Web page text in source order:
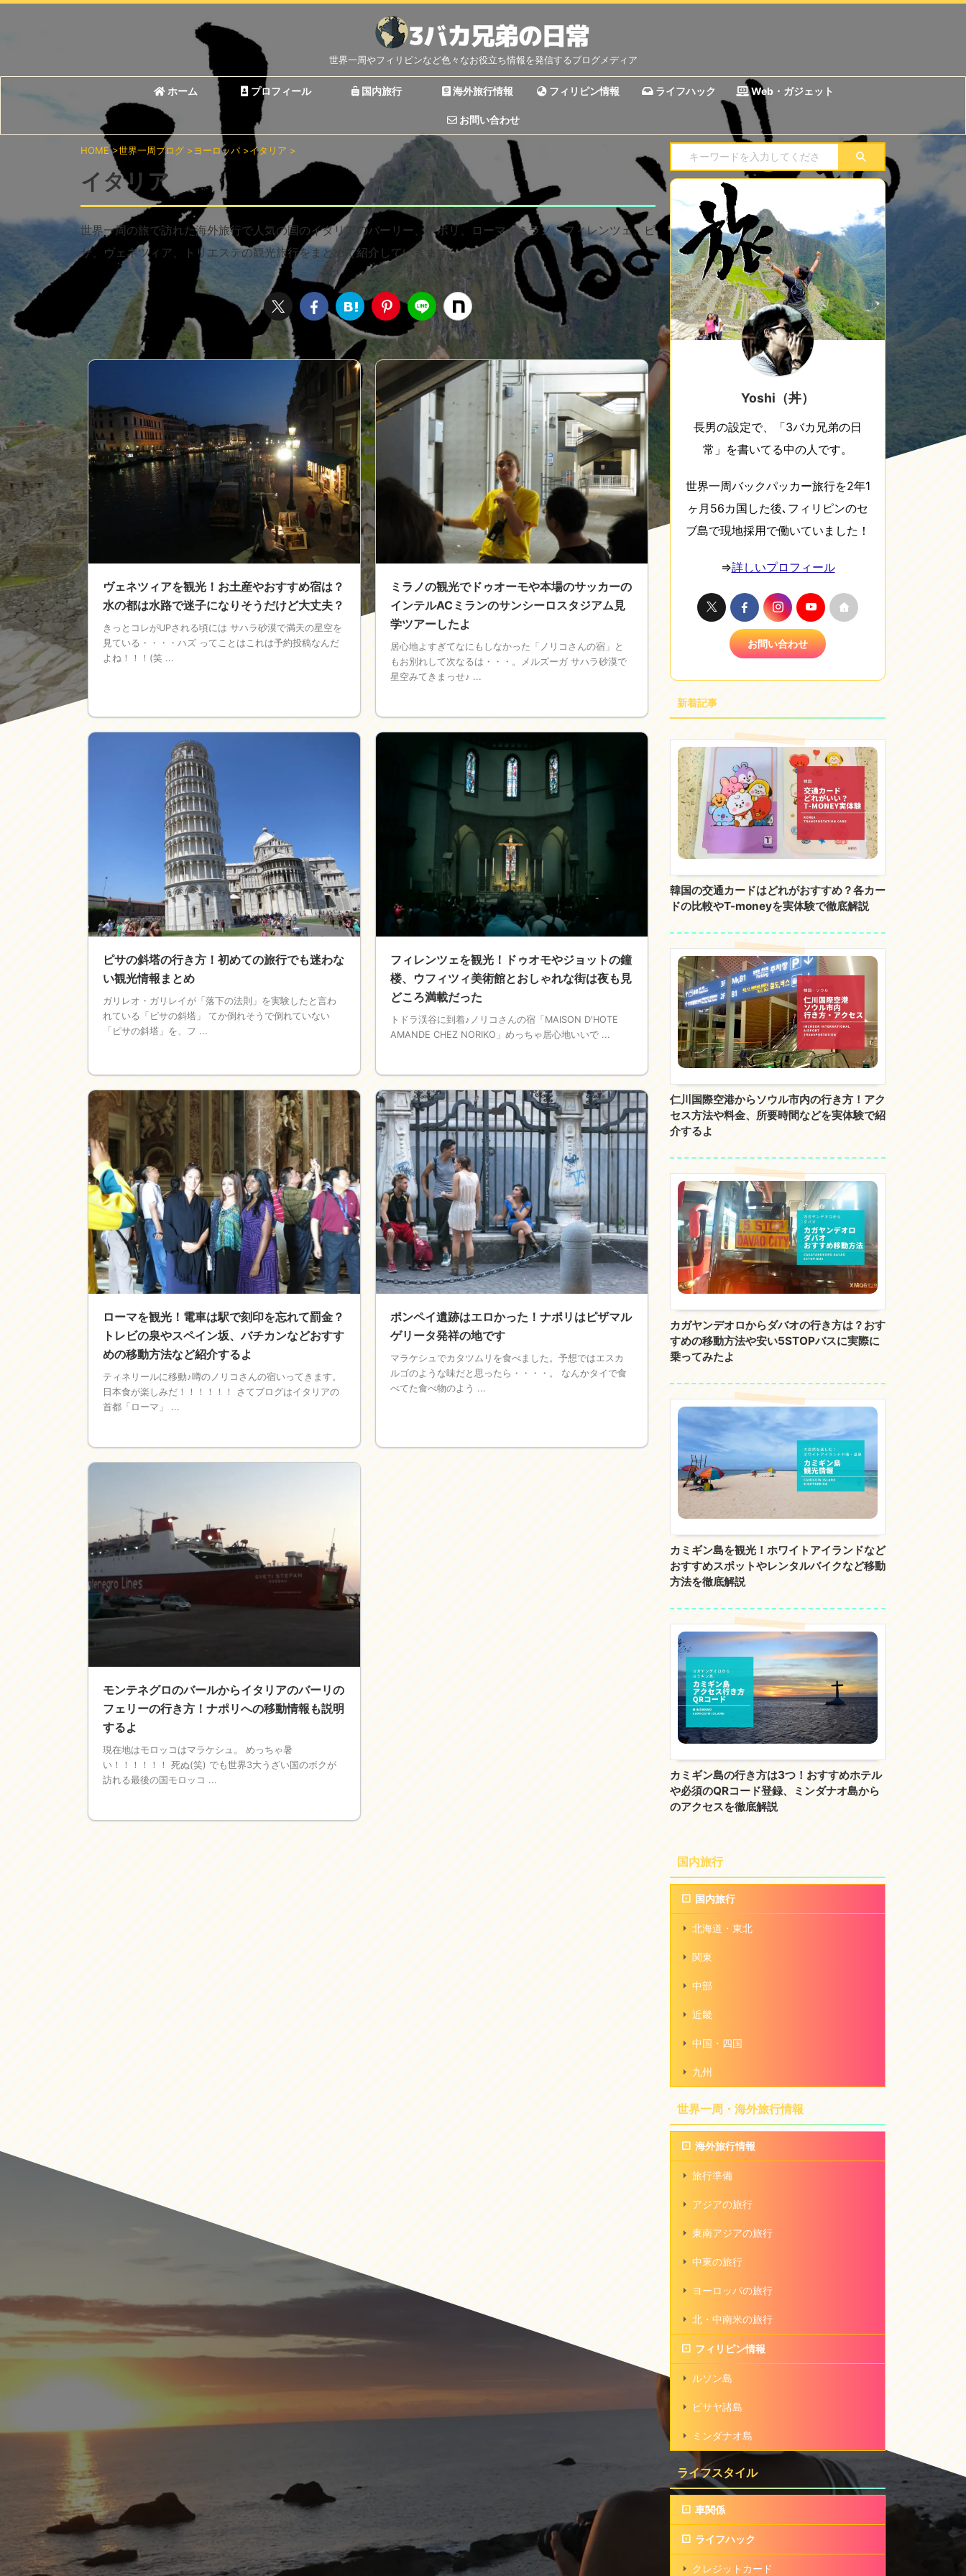
世界一周やフィリピンなど色々なお役立ち情報を発信するブログメディア
ホーム プロフィール 国内旅行 海外旅行情報 フィリピン情報 ライフハック Web・ガジェット
お問い合わせ
HOME>世界一周ブログ >ヨーロッパ >イタリア >
イタリア
世界一周の旅で訪れた海外旅行で人気の国のイタリアのバーリー、ナポリ、ローマ、ミラノ、フィレンツェ、ピ
サ、ヴェネツィア、トリエステの観光旅行をまとめて紹介していきます。
ヴェネツィアを観光！お土産やおすすめ宿は？
水の都は水路で迷子になりそうだけど大丈夫？
きっとコレがUPされる頃には サハラ砂漠で満天の星空を
見ている・・・・ハズ ってことはこれは予約投稿なんだ
よね！！！(笑 ...
ミラノの観光でドゥオーモや本場のサッカーの
インテルACミランのサンシーロスタジアム見
学ツアーしたよ
居心地よすぎてなにもしなかった「ノリコさんの宿」と
もお別れして次なるは・・・。メルズーガ サハラ砂漠で
星空みてきまっせ♪ ...
ピサの斜塔の行き方！初めての旅行でも迷わな
い観光情報まとめ
ガリレオ・ガリレイが「落下の法則」を実験したと言わ
れている「ピサの斜塔」 てか倒れそうで倒れていない
「ピサの斜塔」を、フ ...
フィレンツェを観光！ドゥオモやジョットの鐘
楼、ウフィツィ美術館とおしゃれな街は夜も見
どころ満載だった
トドラ渓谷に到着♪ノリコさんの宿「MAISON D'HOTE
AMANDE CHEZ NORIKO」めっちゃ居心地いいで ...
ローマを観光！電車は駅で刻印を忘れて罰金？
トレビの泉やスペイン坂、バチカンなどおすす
めの移動方法など紹介するよ
ティネリールに移動♪噂のノリコさんの宿いってきます。
日本食が楽しみだ！！！！！！ さてブログはイタリアの
首都「ローマ」 ...
ポンペイ遺跡はエロかった！ナポリはピザマル
ゲリータ発祥の地です
マラケシュでカタツムリを食べました。予想ではエスカ
ルゴのような味だと思ったら・・・・。 なんかタイで食
べてた食べ物のよう ...
モンテネグロのバールからイタリアのバーリの
フェリーの行き方！ナポリへの移動情報も説明
するよ
現在地はモロッコはマラケシュ。 めっちゃ暑
い！！！！！！ 死ぬ(笑) でも世界3大うざい国のボクが
訪れる最後の国モロッコ ...
Yoshi（丼）
長男の設定で、「3バカ兄弟の日
常」を書いてる中の人です。
世界一周バックパッカー旅行を2年1
ヶ月56カ国した後､フィリピンのセ
ブ島で現地採用で働いていました！
⇒詳しいプロフィール
お問い合わせ
新着記事
韓国の交通カードはどれがおすすめ？各カー
ドの比較やT-moneyを実体験で徹底解説
仁川国際空港からソウル市内の行き方！アク
セス方法や料金、所要時間などを実体験で紹
介するよ
カガヤンデオロからダバオの行き方は？おす
すめの移動方法や安い5STOPバスに実際に
乗ってみたよ
カミギン島を観光！ホワイトアイランドなど
おすすめスポットやレンタルバイクなど移動
方法を徹底解説
カミギン島の行き方は3つ！おすすめホテル
や必須のQRコード登録、ミンダナオ島から
のアクセスを徹底解説
国内旅行
国内旅行
北海道・東北
関東
中部
近畿
中国・四国
九州
世界一周・海外旅行情報
海外旅行情報
旅行準備
アジアの旅行
東南アジアの旅行
中東の旅行
ヨーロッパの旅行
北・中南米の旅行
フィリピン情報
ルソン島
ビサヤ諸島
ミンダナオ島
ライフスタイル
車関係
ライフハック
クレジットカード